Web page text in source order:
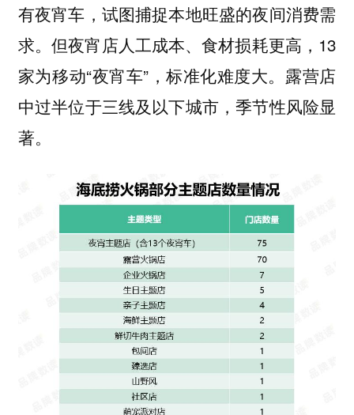
有夜宵车，试图捕捉本地旺盛的夜间消费需
求。但夜宵店人工成本、食材损耗更高，13
家为移动“夜宵车”，标准化难度大。露营店
中过半位于三线及以下城市，季节性风险显
著。